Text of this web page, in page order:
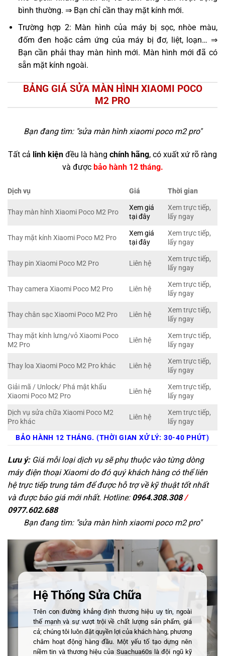
bình thường. ⇒ Bạn chỉ cần thay mặt kính mới.
Trường hợp 2: Màn hình của máy bị sọc, nhòe màu,
đốm đen hoặc cảm ứng của máy bị đơ, liệt, loạn… ⇒
Bạn cần phải thay màn hình mới. Màn hình mới đã có
sẵn mặt kính ngoài.
BẢNG GIÁ SỬA MÀN HÌNH XIAOMI POCO
M2 PRO
Bạn đang tìm: "sửa màn hình xiaomi poco m2 pro"
Tất cả linh kiện đều là hàng chính hãng, có xuất xứ rõ ràng
và được bảo hành 12 tháng.
Dịch vụ Giá Thời gian
Thay màn hình Xiaomi Poco M2 Pro
Xem giá
tại đây
Xem trực tiếp,
lấy ngay
Thay mặt kính Xiaomi Poco M2 Pro
Xem giá
tại đây
Xem trực tiếp,
lấy ngay
Thay pin Xiaomi Poco M2 Pro Liên hệ
Xem trực tiếp,
lấy ngay
Thay camera Xiaomi Poco M2 Pro Liên hệ
Xem trực tiếp,
lấy ngay
Thay chân sạc Xiaomi Poco M2 Pro Liên hệ
Xem trực tiếp,
lấy ngay
Thay mặt kính lưng/vỏ Xiaomi Poco
M2 Pro
Liên hệ
Xem trực tiếp,
lấy ngay
Thay loa Xiaomi Poco M2 Pro khác Liên hệ
Xem trực tiếp,
lấy ngay
Giải mã / Unlock/ Phá mật khẩu
Xiaomi Poco M2 Pro
Liên hệ
Xem trực tiếp,
lấy ngay
Dịch vụ sửa chữa Xiaomi Poco M2
Pro khác
Liên hệ
Xem trực tiếp,
lấy ngay
BẢO HÀNH 12 THÁNG. (THỜI GIAN XỬ LÝ: 30-40 PHÚT)
Lưu ý:Giá mỗi loại dịch vụ sẽ phụ thuộc vào từng dòng
máy điện thoại Xiaomi do đó quý khách hàng có thể liên
hệ trực tiếp trung tâm để được hỗ trợ về kỹ thuật tốt nhất
và được báo giá mới nhất. Hotline: 0964.308.308/
0977.602.688
Bạn đang tìm: "sửa màn hình xiaomi poco m2 pro"
Hệ Thống Sửa Chữa
Trên con đường khẳng định thương hiệu uy tín, ngoài
thế mạnh và sự vượt trội về chất lượng sản phẩm, giá
cả; chúng tôi luôn đặt quyền lợi của khách hàng, phương
châm hoạt động hàng đầu. Một yếu tố tạo dựng nên
niềm tin và thương hiệu của Suachua60s là đội ngũ kỹ